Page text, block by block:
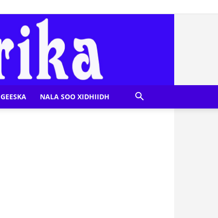
NALA SOO XIDHIIDH